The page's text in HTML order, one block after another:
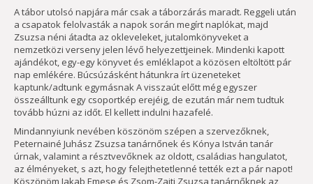
A tábor utolsó napjára már csak a táborzárás maradt. Reggeli után
a csapatok felolvasták a napok során megírt naplókat, majd
Zsuzsa néni átadta az okleveleket, jutalomkönyveket a
nemzetközi verseny jelen lévő helyezettjeinek. Mindenki kapott
ajándékot, egy-egy könyvet és emléklapot a közösen eltöltött pár
nap emlékére. Búcsúzásként hátunkra írt üzeneteket
kaptunk/adtunk egymásnak A visszaút előtt még egyszer
összeálltunk egy csoportkép erejéig, de ezután már nem tudtuk
tovább húzni az időt. El kellett indulni hazafelé.
Mindannyiunk nevében köszönöm szépen a szervezőknek,
Peternainé Juhász Zsuzsa tanárnőnek és Kónya István tanár
úrnak, valamint a résztvevőknek az oldott, családias hangulatot,
az élményeket, s azt, hogy felejthetetlenné tették ezt a pár napot!
Köszönöm Jakab Emese és Zsom-Zajti Zsuzsa tanárnőknek az